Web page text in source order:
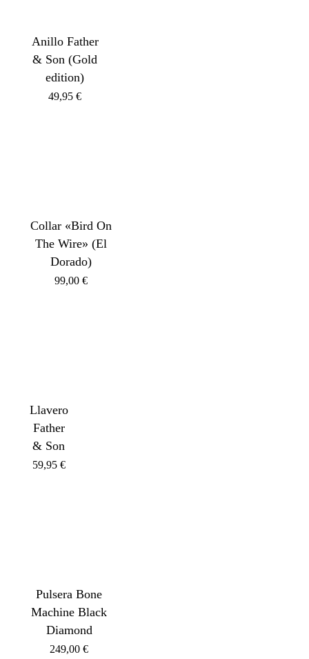
Anillo Father
& Son (Gold
edition)
49,95€
Collar «Bird On
The Wire» (El
Dorado)
99,00 €
Llavero
Father
& Son
59,95 €
Pulsera Bone
Machine Black
Diamond
249,00€